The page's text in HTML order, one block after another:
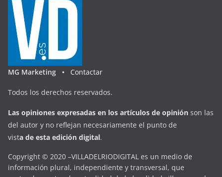
MG Marketing • Contactar
Todos los derechos reservados.
Las opiniones expresadas en los artículos de opinión son las
del autor y no reflejan necesariamente el punto de
vista de esta edición digital.
Copyright © 2020 –VILLADELRIODIGITAL es un medio de
información plural, independiente y transversal, que